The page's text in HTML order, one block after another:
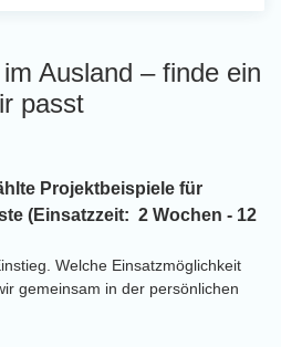
Ausland – finde ein
passt
Projektbeispiele für
(Einsatzzeit: 2 Wochen - 12
Welche Einsatzmöglichkeit
gemeinsam in der persönlichen